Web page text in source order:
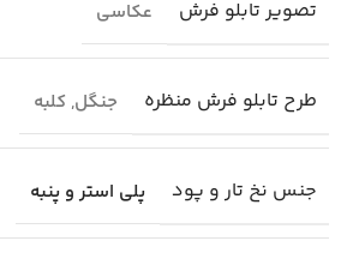
تصویر تابلو فرش عکاسی
طرح تابلو فرش منظره جنگل, کلبه
جنس نخ تار و پود پلی استر و پنبه